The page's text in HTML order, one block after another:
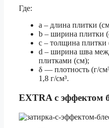
Где:
a – длина плитки
b – ширина плитки
c – толщина плитки
d – ширина шва
плитками (см);
δ — плотность (г/
1,8 г/см³.
EXTRA c эффектом